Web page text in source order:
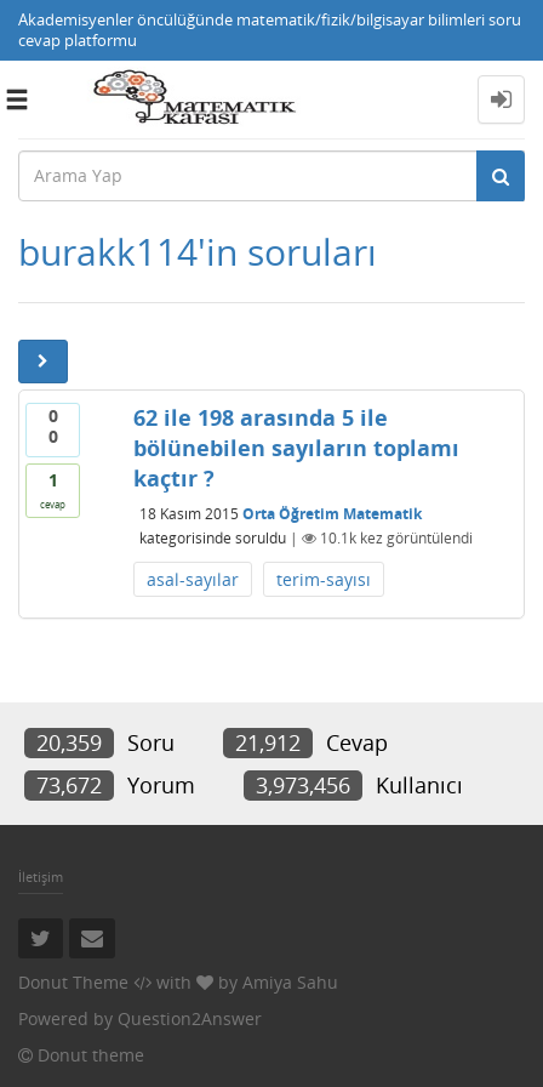
Akademisyenler öncülüğünde matematik/fizik/bilgisayar bilimleri soru
cevap platformu
Toggle
burakk114'in soruları
0
0
1
cevap
62 ile 198 arasında 5 ile
bölünebilen sayıların toplamı
kaçtır ?
18 Kasım 2015 Orta Öğretim Matematik
kategorisinde soruldu | 10.1kkez görüntülendi
asal-sayılar terim-sayısı
20,359 Soru 21,912
Cevap
73,672
Yorum 3,973,456 Kullanıcı
İletişim
Donut Theme with by Amiya Sahu
Powered by Question2Answer
Donut theme